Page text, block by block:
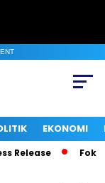
EKONOMI
Fokus